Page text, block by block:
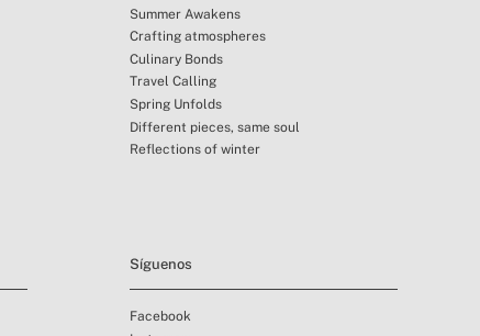
Summer Awakens
Crafting atmospheres
Culinary Bonds
Travel Calling
Spring Unfolds
Different pieces, same soul
Reflections of winter
Síguenos
Facebook